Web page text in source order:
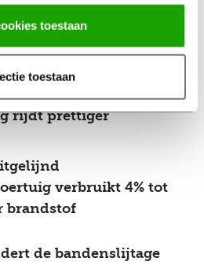
toestaan
toestaan
van uitlijnen
rijdt prettiger
verbruikt 4% tot
brandstof
de bandenslijtage